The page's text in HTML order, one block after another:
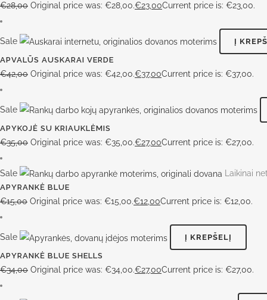
€28,00 Original price was: €28,00.€23,00Current price is: €23,00.
Sale Į
APVALŪS AUSKARAI VERDE
€42,00 Original price was: €42,00.€37,00Current price is: €37,00.
Sale
APYKOJĖ SU KRIAUKLĖMIS
€35,00 Original price was: €35,00.€27,00Current price is: €27,00.
Sale Laikinai
APYRANKĖ BLUE
€15,00 Original price was: €15,00.€12,00Current price is: €12,00.
Sale Į KREPŠELĮ
APYRANKĖ BLUE SHELLS
€34,00 Original price was: €34,00.€27,00Current price is: €27,00.